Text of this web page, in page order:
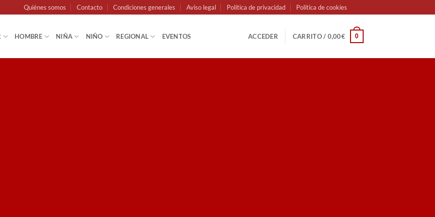
Quiénes somos Contacto Condiciones generales Aviso legal Política de privacidad Política de cookies
HOMBRE NIÑA NIÑO REGIONAL EVENTOS ACCEDER CARRITO / 0,00€ 0